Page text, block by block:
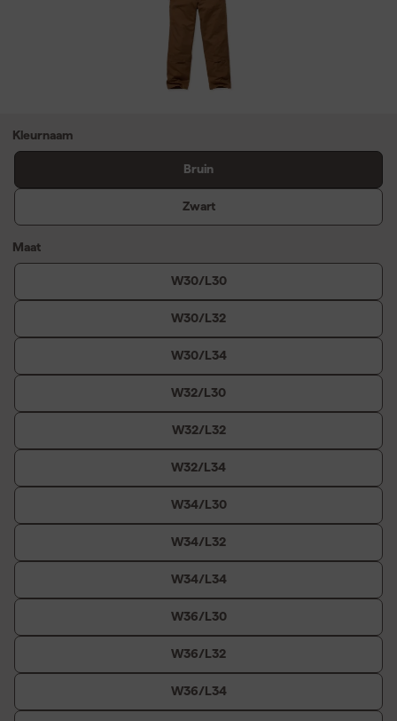
Kleurnaam
Bruin
Zwart
Maat
W30/L30
W30/L32
W30/L34
W32/L30
W32/L32
W32/L34
W34/L30
W34/L32
W34/L34
W36/L30
W36/L32
W36/L34